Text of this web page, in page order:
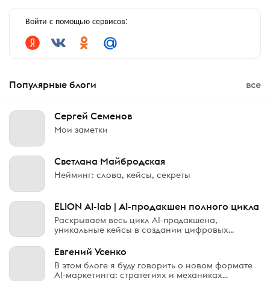
Войти с помощью сервисов:
Популярные блоги все
Сергей Семенов
Мои заметки
Светлана Майбродская
Нейминг: слова, кейсы, секреты
ELION AI-lab | AI-продакшен полного цикла
Раскрываем весь цикл AI-продакшена,
уникальные кейсы в создании цифровых
генеративного контента. Показываем изнутри,
как строится новая медиа-индустрия и
трансформ
Евгений Усенко
В этом блоге я буду говорить о новом формате
AI-маркетинга: стратегиях и механиках